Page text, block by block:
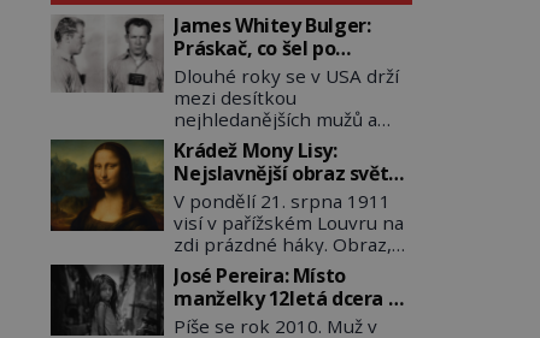
James Whitey Bulger:
Práskač, co šel po
práskačích
Dlouhé roky se v USA drží
mezi desítkou
nejhledanějších mužů a
dopracuje to až na číslo
dvě – hned po Usámovi bin
Ládinovi (1957–2011). To je
James „Whitey“ Bulger
(1929–2018) viněný ze
spoluúčasti na 19
vraždách, vydírání a lichvy.
A samozřejmě, krom toho
je ještě drogový dealer,
Krádež Mony Lisy:
Nejslavnější obraz světa
zůstane dva roky
nezvěstný
V pondělí 21. srpna 1911
visí v pařížském Louvru na
zdi prázdné háky. Obraz,
který dnes zná celý svět, je
pryč. Zpočátku si nikdo
nemyslí, že jde o krádež.
Zaměstnanci jsou
José Pereira: Místo
manželky 12letá dcera –
a sousedi o všem vědí!
Píše se rok 2010. Muž v